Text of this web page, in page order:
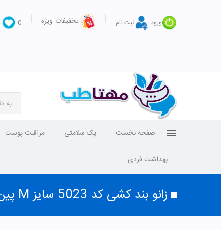
ورود ثبت نام تخفیفات ویژه 0
صفحه نخست پک سلامتی مراقبت پوست
بهداشت فردی
زانو بند کشی کد 5023 سایز M پین مد